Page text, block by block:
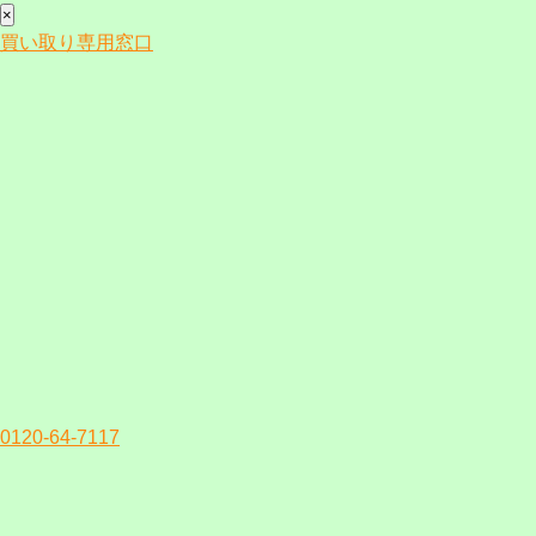
×
買い取り専用窓口
0120-64-7117